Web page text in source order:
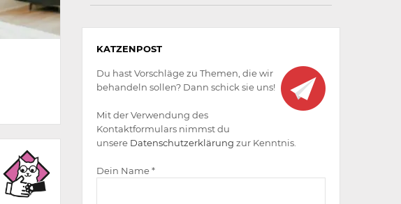
werden
KATZENPOST
Du hast Vorschläge zu Themen, die wir
behandeln sollen? Dann schick sie uns!
Mit der Verwendung des
Kontaktformulars nimmst du
unsere Datenschutzerklärung zur Kenntnis.
Dein Name *